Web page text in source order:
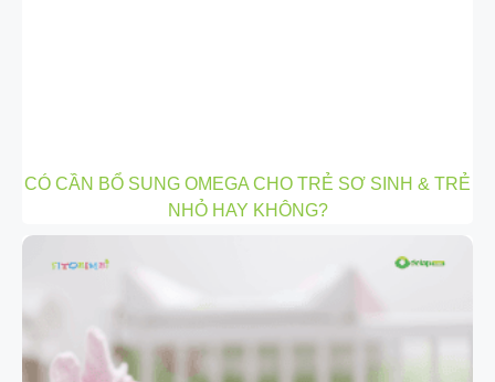
CÓ CẦN BỔ SUNG OMEGA CHO TRẺ SƠ SINH & TRẺ
NHỎ HAY KHÔNG?